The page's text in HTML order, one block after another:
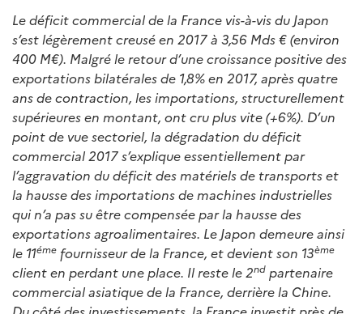
Le déficit commercial de la France vis-à-vis du Japon
s’est légèrement creusé en 2017 à 3,56 Mds € (environ
400 M€). Malgré le retour d’une croissance positive des
exportations bilatérales de 1,8% en 2017, après quatre
ans de contraction, les importations, structurellement
supérieures en montant, ont cru plus vite (+6%). D’un
point de vue sectoriel, la dégradation du déficit
commercial 2017 s’explique essentiellement par
l’aggravation du déficit des matériels de transports et
la hausse des importations de machines industrielles
qui n’a pas su être compensée par la hausse des
exportations agroalimentaires. Le Japon demeure ainsi
le 11éme fournisseur de la France, et devient son 13ème
client en perdant une place. Il reste le 2nd partenaire
commercial asiatique de la France, derrière la Chine.